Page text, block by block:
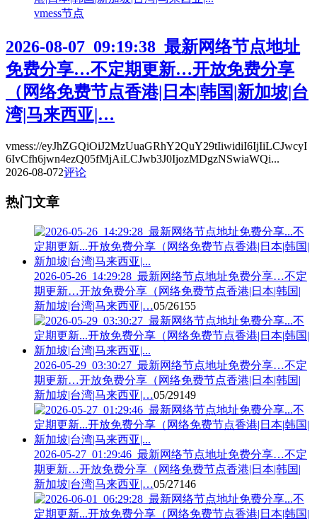
vmess节点
2026-08-07_09:19:38_最新网络节点地址
免费分享…不定期更新…开放免费分享
（网络免费节点香港|日本|韩国|新加坡|台
湾|马来西亚|…
vmess://eyJhZGQiOiJ2MzUuaGRhY2QuY29tIiwidiI6IjIiLCJwcyI
6IvCfh6jwn4ezQ05fMjAiLCJwb3J0IjozMDgzNSwiaWQi...
2026-08-072评论
热门文章
2026-05-26_14:29:28_最新网络节点地址免费分享…不定
期更新…开放免费分享（网络免费节点香港|日本|韩国|
新加坡|台湾|马来西亚|…05/26155
2026-05-29_03:30:27_最新网络节点地址免费分享…不定
期更新…开放免费分享（网络免费节点香港|日本|韩国|
新加坡|台湾|马来西亚|…05/29149
2026-05-27_01:29:46_最新网络节点地址免费分享…不定
期更新…开放免费分享（网络免费节点香港|日本|韩国|
新加坡|台湾|马来西亚|…05/27146